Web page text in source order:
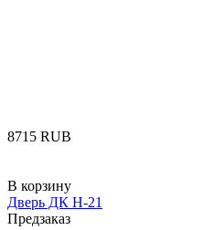
‍8715‍ RUB
В корзину
Дверь ДК Н-21
Предзаказ